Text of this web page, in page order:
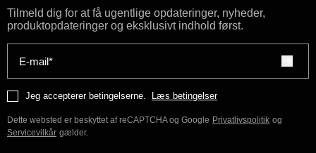
Tilmeld dig for at få ugentlige opdateringer, nyheder,
produktopdateringer og eksklusivt indhold først.
E-mail*
Jeg accepterer betingelserne. Læs betingelser
Dette websted er beskyttet af reCAPTCHA og Google Privatlivspolitik og
Servicevilkår gælder.